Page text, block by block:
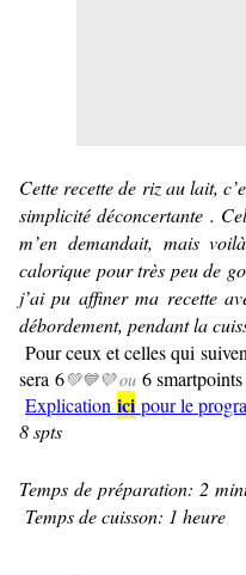
Cette recette de riz au lait,
simplicité déconcertante .
m’en demandait, mais
calorique pour très peu de
j’ai pu affiner ma recette
débordement, pendant la
Pour ceux et celles qui
sera 6💚💙💜 ou 6 smartpoints
Explication ici pour le
8 spts
Temps de
Temps de cuisson: 1 heure